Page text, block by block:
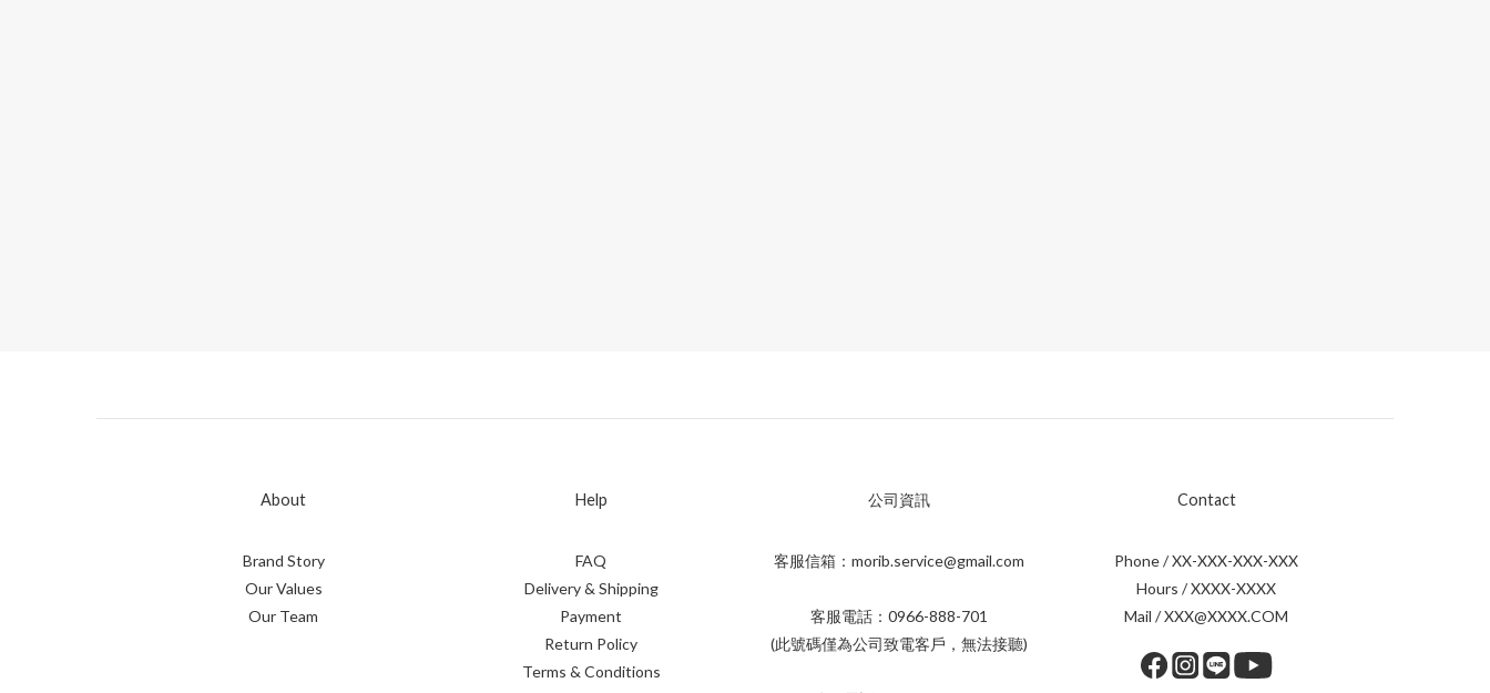
About
Brand Story
Our Values
Our Team
Help
FAQ
Delivery & Shipping
Payment
Return Policy
Terms & Conditions
公司資訊
客服信箱：morib.service@gmail.com
客服電話：0966-888-701
(此號碼僅為公司致電客戶，無法接聽)
Contact
Phone / XX-XXX-XXX-XXX
Hours / XXXX-XXXX
Mail / XXX@XXXX.COM